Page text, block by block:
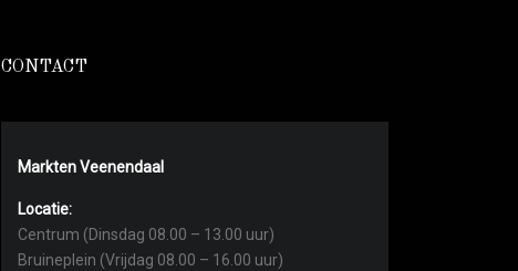
CONTACT
Markten Veenendaal
Locatie:
Centrum (Dinsdag 08.00 – 13.00 uur)
Bruineplein (Vrijdag 08.00 – 16.00 uur)